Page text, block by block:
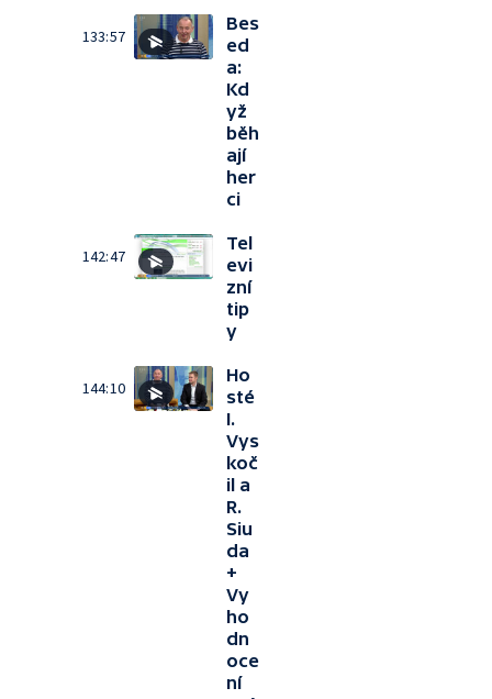
133:57
Bes
ed
a:
Kd
yž
běh
ají
her
ci
142:47
Tel
evi
zní
tip
y
144:10
Ho
sté
I.
Vys
koč
il a
R.
Siu
da
+
Vy
ho
dn
oce
ní